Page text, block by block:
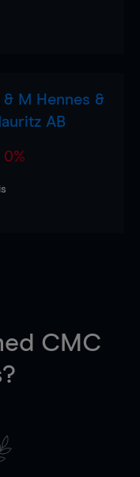
& M Hennes &
AB
0%
CMC